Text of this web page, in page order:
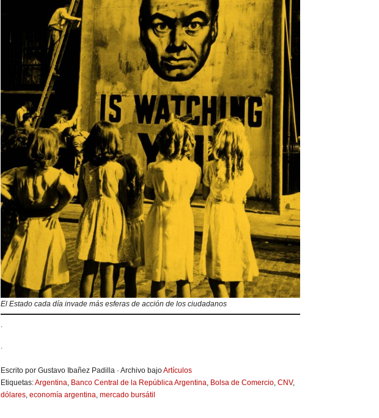
El Estado cada día invade más esferas de acción de los ciudadanos
.
.
Escrito por Gustavo Ibañez Padilla · Archivo bajoArtículos
Etiquetas:Argentina, Banco Central de la República Argentina, Bolsa de Comercio, CNV,
dólares, economía argentina, mercado bursátil